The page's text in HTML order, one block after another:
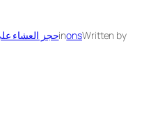
Written by
ons
inحجز العشاء